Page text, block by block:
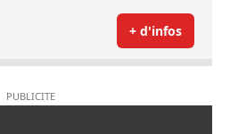
+ d'infos